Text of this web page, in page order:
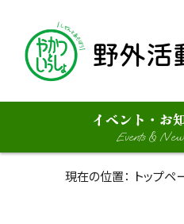
イベント・お
Events &
現在の位置： トップペ